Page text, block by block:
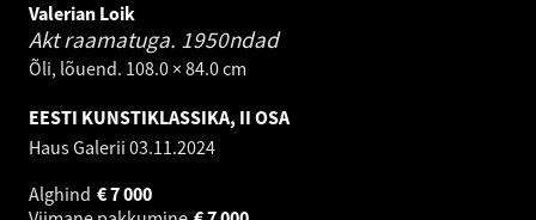
Valerian Loik
Akt raamatuga. 1950ndad
Õli, lõuend. 108.0 × 84.0 cm
EESTI KUNSTIKLASSIKA, II OSA
Haus Galerii 03.11.2024
Alghind
7 000
€